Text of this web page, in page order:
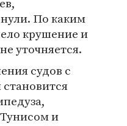
По каким
крушение и
уточняется.
судов с
и